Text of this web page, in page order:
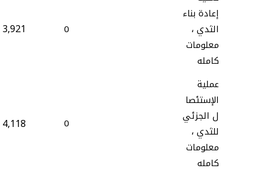
إعادة بناء
الثدي ،
معلومات
كامله
0
3,921
عملية
الإستئصا
ل الجزئي
للثدي ،
معلومات
كامله
0
4,118